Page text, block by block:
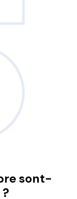
sont-